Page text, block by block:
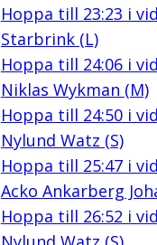
Hoppa till 23:23 i
Starbrink (L)
Hoppa till 24:06i
Niklas Wykman (M)
Hoppa till 24:50i
Nylund Watz (S)
Hoppa till 25:47i
Acko Ankarberg
Hoppa till 26:52 i